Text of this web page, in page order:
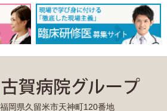
岡県久留米市天神町120番地